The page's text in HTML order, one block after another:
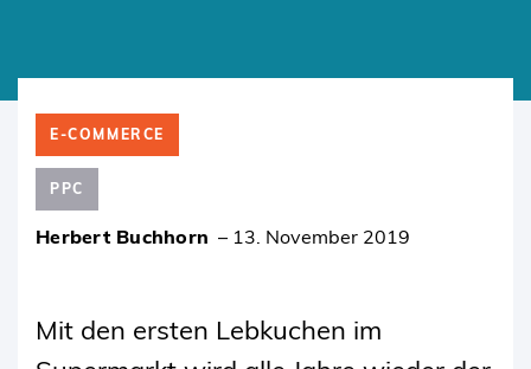
E-COMMERCE
PPC
Herbert Buchhorn – 13. November 2019
Mit den ersten Lebkuchen im